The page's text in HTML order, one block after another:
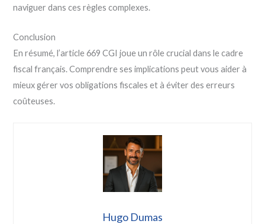
naviguer dans ces règles complexes.
Conclusion
En résumé, l’article 669 CGI joue un rôle crucial dans le cadre
fiscal français. Comprendre ses implications peut vous aider à
mieux gérer vos obligations fiscales et à éviter des erreurs
coûteuses.
Hugo Dumas